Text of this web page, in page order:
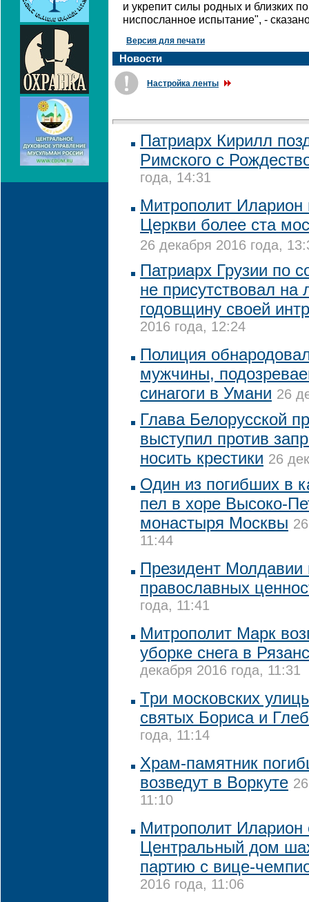
и укрепит силы родных и близких
ниспосланное испытание", -
Версия для печати
Новости
Настройка ленты
Патриарх Кирилл
Римского с
года, 14:31
Митрополит Иларион
Церкви более ста
26 декабря 2016 года,
Патриарх Грузии по
не присутствовал на
годовщину своей
2016 года, 12:24
Полиция
мужчины,
синагоги в Умани 26
Глава Белорусской
выступил против
носить крестики 26
Один из погибших в
пел в хоре Высоко-
монастыря Москвы
11:44
Президент
православных
года, 11:41
Митрополит Марк
уборке снега в
декабря 2016 года, 11:31
Три московских
святых Бориса и
года, 11:14
Храм-памятник
возведут в Воркуте
11:10
Митрополит Иларион
Центральный дом
партию с вице-
2016 года, 11:06